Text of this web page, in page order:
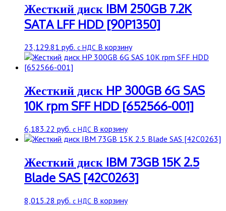
Жесткий диск IBM 250GB 7.2K
SATA LFF HDD [90P1350]
23,129.81 руб. с НДС В корзину
Жесткий диск HP 300GB 6G SAS
10K rpm SFF HDD [652566-001]
6,183.22 руб. с НДС В корзину
Жесткий диск IBM 73GB 15K 2.5
Blade SAS [42C0263]
8,015.28 руб. с НДС В корзину